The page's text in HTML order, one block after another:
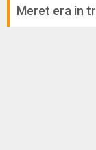
Meret era in